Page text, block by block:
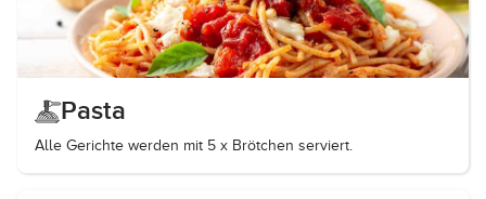
Pasta
Alle Gerichte werden mit 5 x Brötchen serviert.